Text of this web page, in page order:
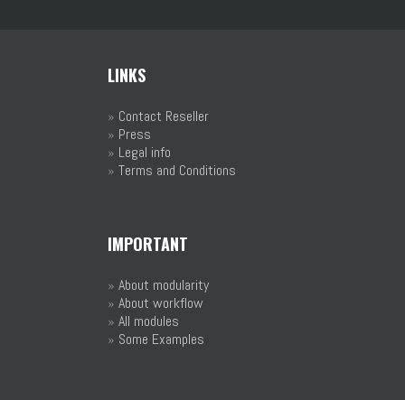
LINKS
» Contact Reseller
» Press
» Legal info
» Terms and Conditions
IMPORTANT
» About modularity
» About workflow
» All modules
» Some Examples